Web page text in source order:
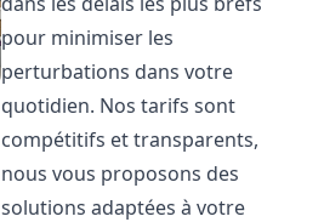
pour minimiser les
perturbations dans votre
quotidien. Nos tarifs sont
compétitifs et transparents,
nous vous proposons des
solutions adaptées à votre